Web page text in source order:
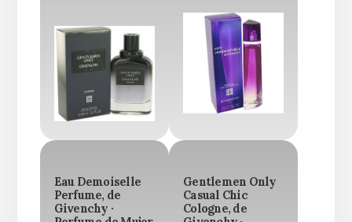
Eau Demoiselle
Perfume, de
Givenchy ·
Gentlemen Only
Casual Chic
Cologne, de